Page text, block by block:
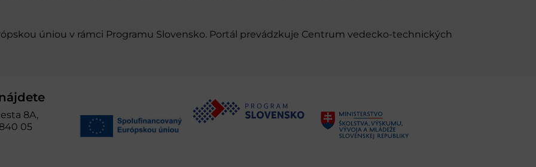
úniou v rámci Programu Slovensko. Portál prevádzkuje Centrum vedecko-technických
8A,
05